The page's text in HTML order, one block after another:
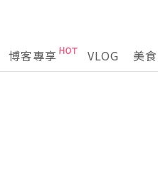
博客專享 VLOG 美食